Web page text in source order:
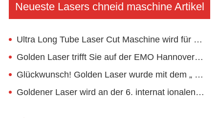
Neueste Lasers chneid maschine Artikel
Ultra Long Tube Laser Cut Maschine wird für europäische Kunden arbeiten
Golden Laser trifft Sie auf der EMO Hannover 2023
Glückwunsch! Golden Laser wurde mit dem „ National Industrial Design Center “aus gezeichnet.
Goldener Laser wird an der 6. internat ionalen Smart Factory-Ausstellung in China (Ningbo) teilnehmen